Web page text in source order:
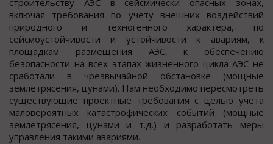
строительству АЭС в сейсмически опасных зонах,
включая требования по учету внешних воздействий
природного и техногенного характера, по
сейсмоустойчивости и устойчивости к авариям, к
площадкам размещения АЭС, к обеспечению
безопасности на всех этапах жизненного цикла АЭС не
сработали в чрезвычайной обстановке (мощные
землетрясения, цунами). Нам необходимо пересмотреть
существующие проектные требования с целью учета
маловероятных катастрофических событий (мощные
землетрясения, цунами и т.д.) и разработать меры
управления такими авариями.